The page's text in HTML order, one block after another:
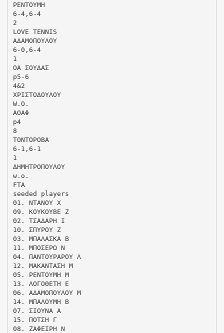
ΡΕΝΤΟΥΜΗ
6-4,6-4
2
LOVE TENNIS
ΑΔΑΜΟΠΟΥΛΟΥ
6-0,6-4
1
ΟΑ ΣΟΥΔΑΣ
p5-6
4&2
ΧΡΙΣΤΟΔΟΥΛΟΥ
W.O.
ΑΟΑΦ
p4
8
ΤΟΝΤΟΡΟΒΑ
6-1,6-1
1
ΔΗΜΗΤΡΟΠΟΥΛΟΥ
w.o.
FTA
seeded players
01. ΝΤΑΝΟΥ Χ
09. ΚΟΥΚΟΥΒΕ Ζ
02. ΤΣΑΔΑΡΗ Ι
10. ΣΠΥΡΟΥ Ζ
03. ΜΠΑΛΑΣΚΑ Β
11. ΜΠΟΣΕΡΩ Ν
04. ΠΑΝΤΟΥΡΑΡΟΥ Λ
12. ΜΑΚΑΝΤΑΣΗ Μ
05. ΡΕΝΤΟΥΜΗ Μ
13. ΛΟΓΟΘΕΤΗ Ε
06. ΑΔΑΜΟΠΟΥΛΟΥ Μ
14. ΜΠΑΛΟΥΜΗ Β
07. ΣΙΟΥΝΑ Α
15. ΠΟΤΣΗ Γ
08. ΖΑΦΕΙΡΗ Ν